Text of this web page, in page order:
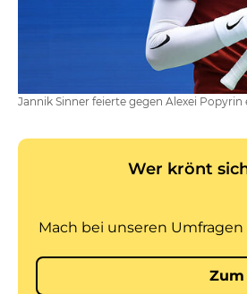
Jannik Sinner feierte gegen Alexei